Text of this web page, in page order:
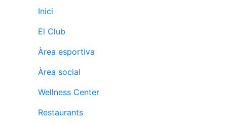
Normativa
Altres esports
Àrea social
Activitats
Socials
culturals
Inici
El Club
Àrea esportiva
Àrea social
Wellness Center
Restaurants